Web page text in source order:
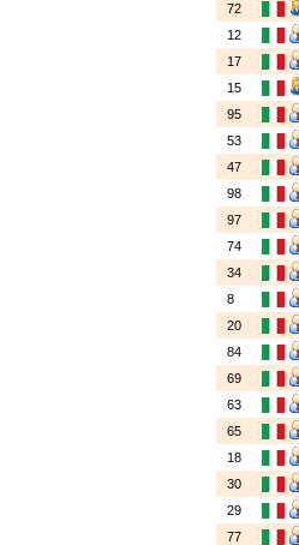
72
12
17
15
95
53
47
98
97
74
34
8
20
84
69
63
65
18
30
29
77